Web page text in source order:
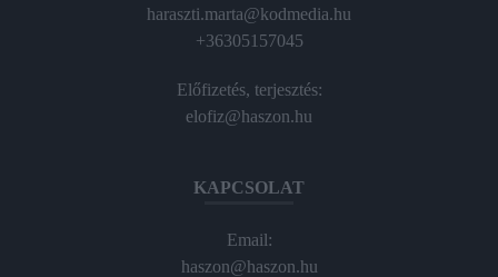
haraszti.marta@kodmedia.hu
+36305157045
Előfizetés, terjesztés:
elofiz@haszon.hu
KAPCSOLAT
Email:
haszon@haszon.hu